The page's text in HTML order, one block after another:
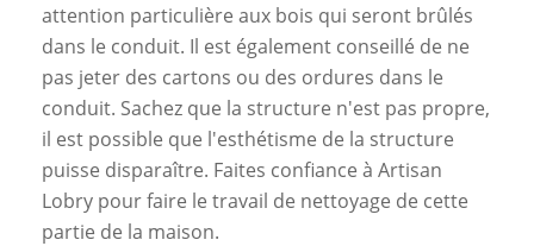
attention particulière aux bois qui seront brûlés
dans le conduit. Il est également conseillé de ne
pas jeter des cartons ou des ordures dans le
conduit. Sachez que la structure n'est pas propre,
il est possible que l'esthétisme de la structure
puisse disparaître. Faites confiance à Artisan
Lobry pour faire le travail de nettoyage de cette
partie de la maison.